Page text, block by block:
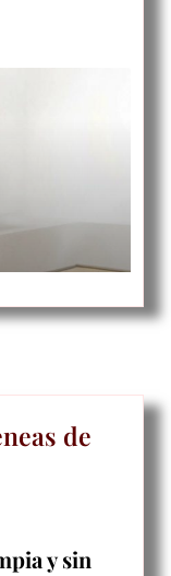
de
y sin